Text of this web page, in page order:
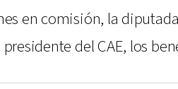
en comisión, la
del CAE, los